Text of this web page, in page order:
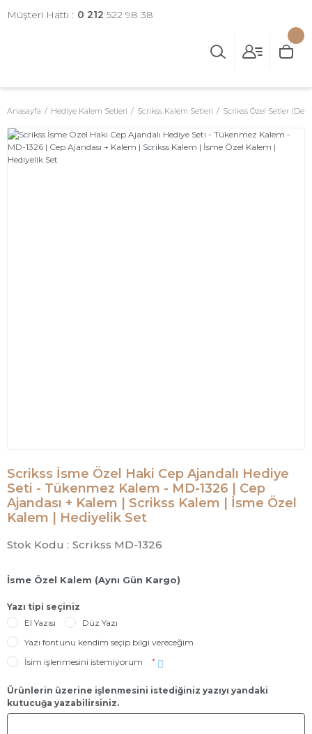
Müşteri Hattı : 0 212 522 98 38
Anasayfa Hediye Kalem Setleri Scrikss Kalem Setleri Scrikss Özel Setler
Scrikss İsme Özel Haki Cep Ajandalı Hediye
Seti - Tükenmez Kalem - MD-1326 | Cep
Ajandası + Kalem | Scrikss Kalem | İsme Özel
Kalem | Hediyelik Set
Stok Kodu : Scrikss MD-1326
İsme Özel Kalem (Aynı Gün Kargo)
Yazı tipi seçiniz
El Yazısı
Düz Yazı
Yazı fontunu kendim seçip bilgi vereceğim
İsim işlenmesini istemiyorum
*
Ürünlerin üzerine işlenmesini istediğiniz yazıyı yandaki
kutucuğa yazabilirsiniz.